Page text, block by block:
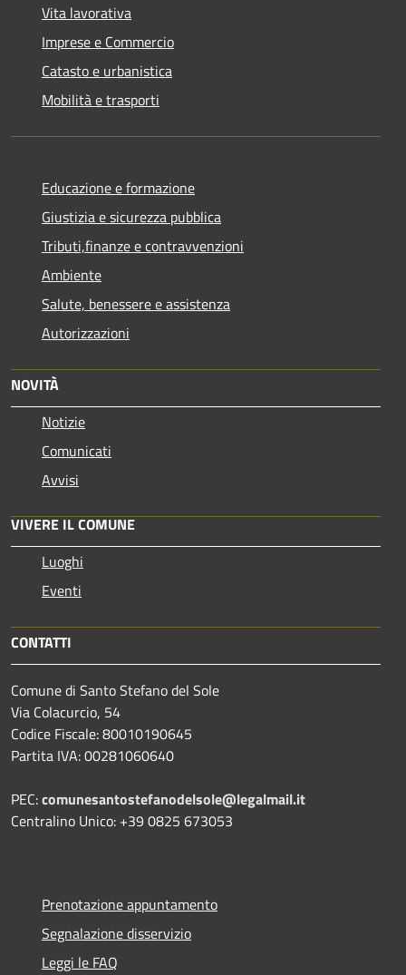
Vita lavorativa
Imprese e Commercio
Catasto e urbanistica
Mobilità e trasporti
Educazione e formazione
Giustizia e sicurezza pubblica
Tributi,finanze e contravvenzioni
Ambiente
Salute, benessere e assistenza
Autorizzazioni
NOVITÀ
Notizie
Comunicati
Avvisi
VIVERE IL COMUNE
Luoghi
Eventi
CONTATTI
Comune di Santo Stefano del Sole
Via Colacurcio, 54
Codice Fiscale: 80010190645
Partita IVA: 00281060640
PEC:comunesantostefanodelsole@legalmail.it
Centralino Unico: +39 0825 673053
Prenotazione appuntamento
Segnalazione disservizio
Leggi le FAQ